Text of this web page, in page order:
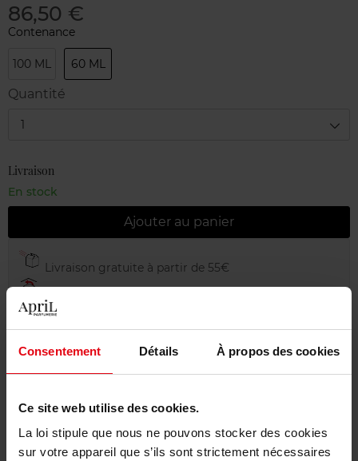
Consentement Détails À propos des cookies
Ce site web utilise des cookies.
La loi stipule que nous ne pouvons stocker des cookies
sur votre appareil que s’ils sont strictement nécessaires
86,50 €
Contenance
100 ML 60 ML
Quantité
1
Livraison
En stock
Ajouter au panier
Livraison gratuite à partir de 55€
Description